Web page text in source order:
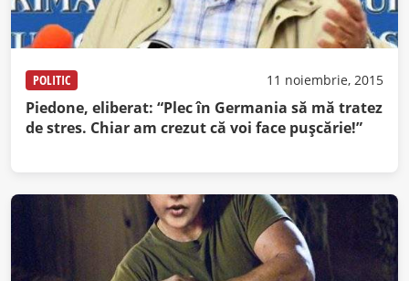
POLITIC 11 noiembrie, 2015
Piedone, eliberat: “Plec în Germania să mă tratez
de stres. Chiar am crezut că voi face puşcărie!”